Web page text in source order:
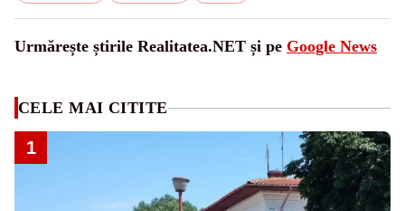
Urmărește știrile Realitatea.NET și pe Google News
CELE MAI CITITE
1